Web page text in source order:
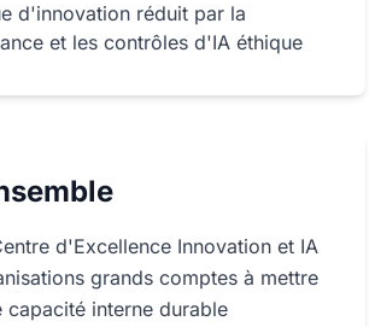
d'innovation réduit par la
et les contrôles d'IA éthique
d'Excellence Innovation et IA
grands comptes à mettre
capacité interne durable